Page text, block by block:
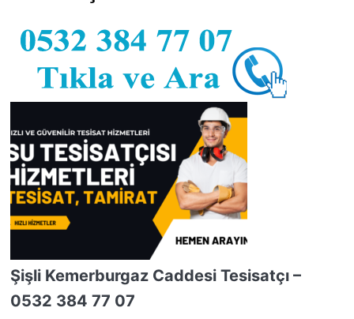
Şişli Kemerburgaz Caddesi Tesisatçı –
0532 384 77 07